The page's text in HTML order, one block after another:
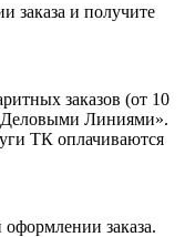
заказа и получите
заказов (от 10
Линиями».
ТК оплачиваются
заказа.